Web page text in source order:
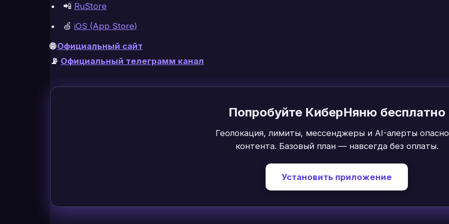
📲 RuStore
🍏 iOS (App Store)
🌐Официальный сайт
📡 Официальный телеграмм канал
Попробуйте КиберНяню бесплатно
Геолокация, лимиты, мессенджеры и AI-алерты
контента. Базовый план — навсегда без оплаты.
Установить приложение